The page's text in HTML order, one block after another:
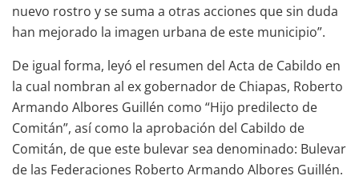
nuevo rostro y se suma a otras acciones que sin duda
han mejorado la imagen urbana de este municipio”.
De igual forma, leyó el resumen del Acta de Cabildo en
la cual nombran al ex gobernador de Chiapas, Roberto
Armando Albores Guillén como “Hijo predilecto de
Comitán”, así como la aprobación del Cabildo de
Comitán, de que este bulevar sea denominado: Bulevar
de las Federaciones Roberto Armando Albores Guillén.